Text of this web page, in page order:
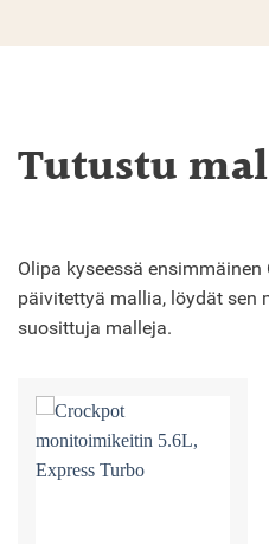
Tutustu
Olipa kyseessä
päivitettyä mallia, löydät sen
suosittuja malleja.